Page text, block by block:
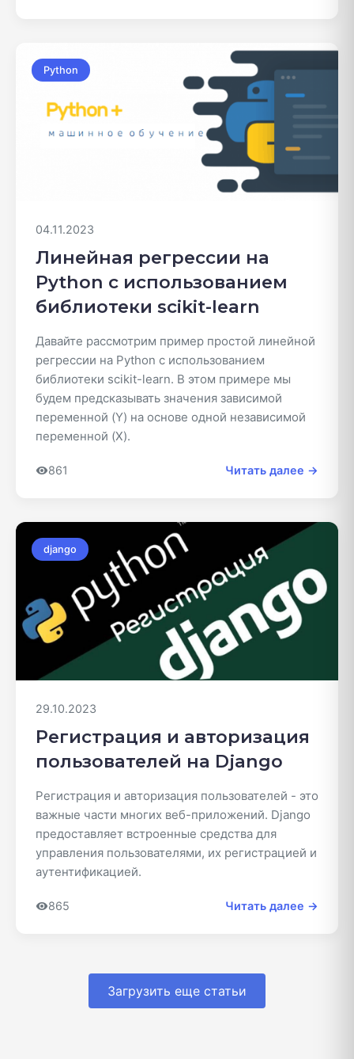
Python
04.11.2023
Линейная регрессии на
Python с использованием
библиотеки scikit-learn
Давайте рассмотрим пример простой линейной
регрессии на Python с использованием
библиотеки scikit-learn. В этом примере мы
будем предсказывать значения зависимой
переменной (Y) на основе одной независимой
переменной (X).
861 Читать далее →
django
29.10.2023
Регистрация и авторизация
пользователей на Django
Регистрация и авторизация пользователей - это
важные части многих веб-приложений. Django
предоставляет встроенные средства для
управления пользователями, их регистрацией и
аутентификацией.
865 Читать далее →
Загрузить еще статьи